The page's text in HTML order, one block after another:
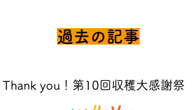
過去の記事
Thank you！第10回収穫大感謝祭